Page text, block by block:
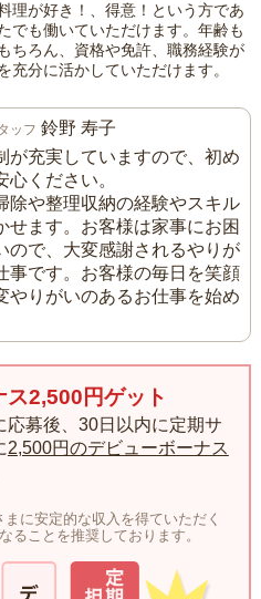
理が好き！、得意！という方であ
でも働いていただけます。年齢も
ちろん、資格や免許、職務経験が
充分に活かしていただけます。
ッフ 鈴野 寿子
が充実していますので、初め
ください。
除や整理収納の経験やスキル
せます。お客様は家事にお困
ので、大変感謝されるやりが
事です。お客様の毎日を笑顔
やりがいのあるお仕事を始め
ス2,500円ゲット
募後、30日以内に定期サ
2,500円のデビューボーナス
に安定的な収入を得ていただく
ることを推奨しております。